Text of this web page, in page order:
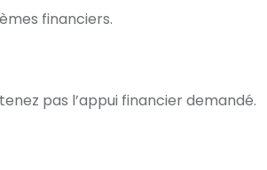
financiers.
pas l’appui financier demandé.